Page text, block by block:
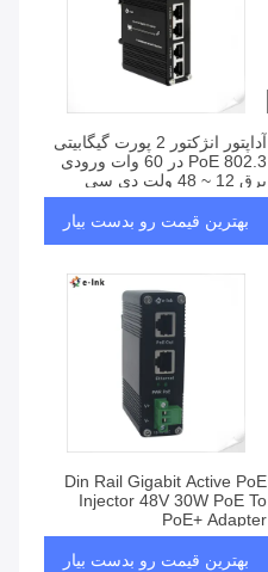
آداپتور انژکتور 2 پورت گیگابیتی
PoE 802.3 در 60 وات ورودی
برق 12 ~ 48 ولت دی سی
بهترین قیمت رو بدست بیار
Din Rail Gigabit Active PoE
Injector 48V 30W PoE To
PoE+ Adapter
بهترین قیمت رو بدست بیار